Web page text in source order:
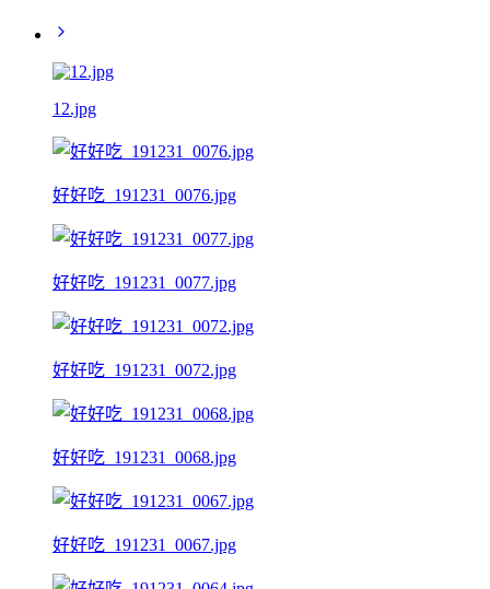
12.jpg
好好吃_191231_0076.jpg
好好吃_191231_0077.jpg
好好吃_191231_0072.jpg
好好吃_191231_0068.jpg
好好吃_191231_0067.jpg